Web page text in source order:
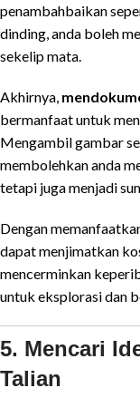
penambahbaikan
dinding, anda boleh
sekelip mata.
Akhirnya,
bermanfaat untuk
Mengambil gambar
membolehkan anda
tetapi juga menjadi
Dengan
dapat menjimatkan
mencerminkan
untuk eksplorasi dan
5. Mencari
Talian